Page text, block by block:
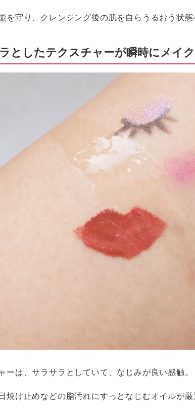
を守り、クレンジング後の肌を自らうるおう状態
としたテクスチャーが瞬時にメイ
ーは、サラサラとしていて、なじみが良い感触。
焼け止めなどの脂汚れにすっとなじむオイルが厳